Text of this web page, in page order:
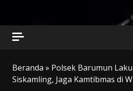
Beranda » Polsek Barumun
Siskamling, Jaga Kamtibmas di